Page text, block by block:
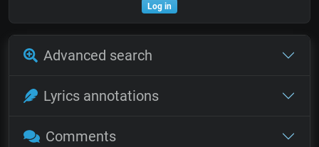
Log in
Advanced search
Lyrics annotations
Comments